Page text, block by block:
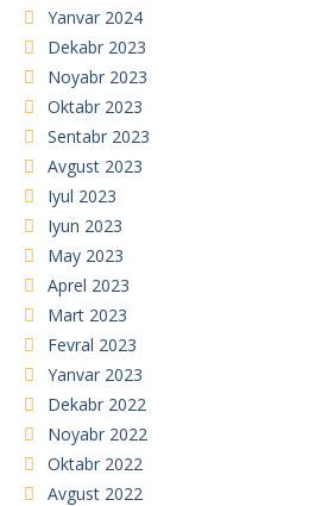
Yanvar 2024
Dekabr 2023
Noyabr 2023
Oktabr 2023
Sentabr 2023
Avgust 2023
Iyul 2023
Iyun 2023
May 2023
Aprel 2023
Mart 2023
Fevral 2023
Yanvar 2023
Dekabr 2022
Noyabr 2022
Oktabr 2022
Avgust 2022